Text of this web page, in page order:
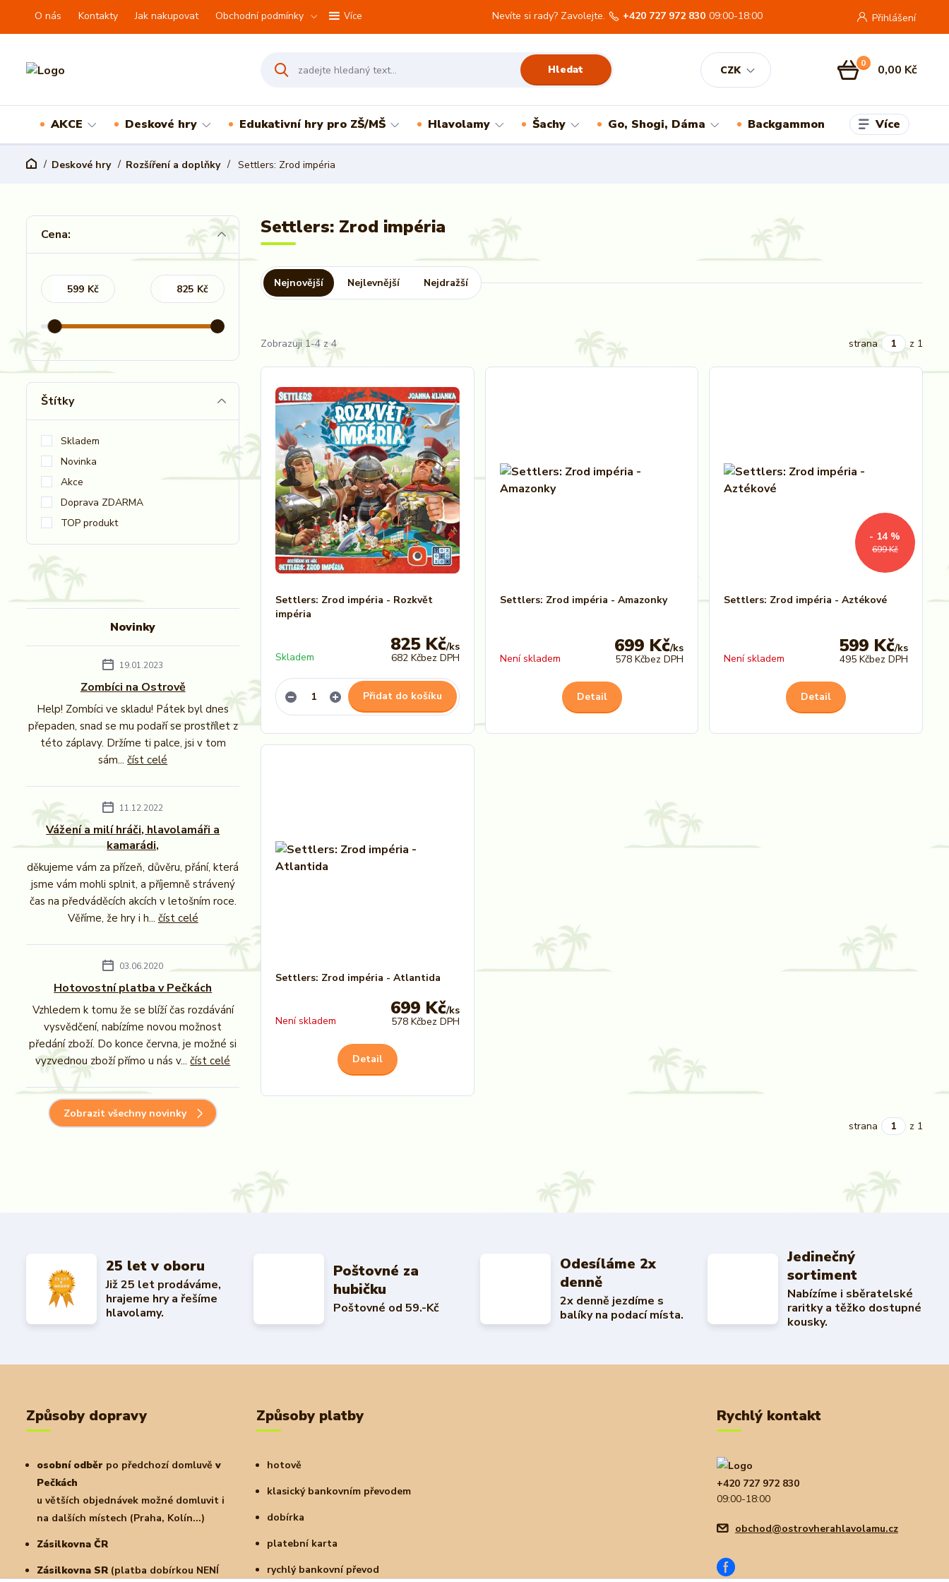
O nás Kontakty Jak nakupovat Obchodní podmínky Více
CZK
Přihlášení
Hledat
Nevíte si rady? Zavolejte. +420 727 972 830 09:00-18:00
0 0,00 Kč
AKCE Deskové hry Edukativní hry pro ZŠ/MŠ Hlavolamy Šachy Go, Shogi, Dáma Backgammon Více
Deskové hry Rozšíření a doplňky Settlers: Zrod impéria
Settlers: Zrod impéria
Nejnovější Nejlevnější Nejdražší
Zobrazuji 1-4 z 4 strana z 1
Settlers: Zrod impéria - Rozkvět
impéria
825 Kč/ks
682 Kčbez DPH
Skladem
Přidat do košíku
Settlers: Zrod impéria - Amazonky
699 Kč/ks
578 Kčbez DPH
Není skladem
Detail
699 Kč
- 14 %
Settlers: Zrod impéria - Aztékové
599 Kč/ks
495 Kčbez DPH
Není skladem
Detail
Settlers: Zrod impéria - Atlantida
699 Kč/ks
578 Kčbez DPH
Není skladem
Detail
strana z 1
Cena:
Kč Kč
Štítky
Skladem
Novinka
Akce
Doprava ZDARMA
TOP produkt
Novinky
19.01.2023
Zombíci na Ostrově
Help! Zombíci ve skladu! Pátek byl dnes
přepaden, snad se mu podaří se prostřílet z
této záplavy. Držíme ti palce, jsi v tom
sám...číst celé
11.12.2022
Vážení a milí hráči, hlavolamáři a
kamarádi,
děkujeme vám za přízeň, důvěru, přání, která
jsme vám mohli splnit, a příjemně strávený
čas na předváděcích akcích v letošním roce.
Věříme, že hry i h... číst celé
03.06.2020
Hotovostní platba v Pečkách
Vzhledem k tomu že se blíží čas rozdávání
vysvědčení, nabízíme novou možnost
předání zboží. Do konce června, je možné si
vyzvednou zboží přímo u nás v...číst celé
Zobrazit všechny novinky
25 let v oboru
Již 25 let prodáváme,
hrajeme hry a řešíme
hlavolamy.
Poštovné za
hubičku
Poštovné od 59.-Kč
Odesíláme 2x
denně
2x denně jezdíme s
balíky na podací místa.
Jedinečný
sortiment
Nabízíme i sběratelské
raritky a těžko dostupné
kousky.
Způsoby dopravy
osobní odběr po předchozí domluvě v
Pečkách
u větších objednávek možné domluvit i
na dalších místech (Praha, Kolín...)
Zásilkovna ČR
Zásilkovna SR (platba dobírkou NENÍ
Způsoby platby
hotově
klasický bankovním převodem
dobírka
platební karta
rychlý bankovní převod
Rychlý kontakt
+420 727 972 830
09:00-18:00
obchod@ostrovherahlavolamu.cz